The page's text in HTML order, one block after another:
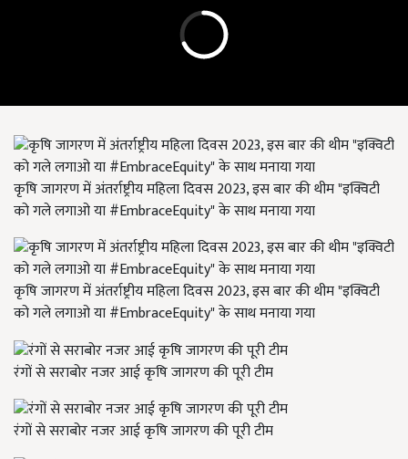
कृषि जागरण में अंतर्राष्ट्रीय महिला दिवस 2023, इस बार की थीम "इक्विटी
को गले लगाओ या #EmbraceEquity" के साथ मनाया गया
कृषि जागरण में अंतर्राष्ट्रीय महिला दिवस 2023, इस बार की थीम "इक्विटी
को गले लगाओ या #EmbraceEquity" के साथ मनाया गया
रंगों से सराबोर नजर आई कृषि जागरण की पूरी टीम
रंगों से सराबोर नजर आई कृषि जागरण की पूरी टीम